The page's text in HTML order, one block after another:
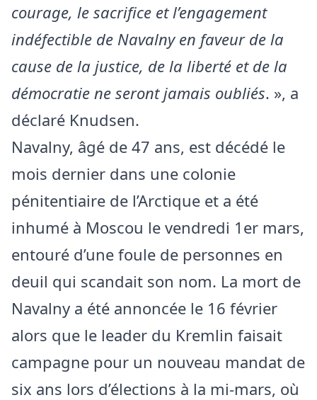
courage, le sacrifice et l’engagement
indéfectible de Navalny en faveur de la
cause de la justice, de la liberté et de la
démocratie ne seront jamais oubliés. », a
déclaré Knudsen.
Navalny, âgé de 47 ans, est décédé le
mois dernier dans une colonie
pénitentiaire de l’Arctique et a été
inhumé à Moscou le vendredi 1er mars,
entouré d’une foule de personnes en
deuil qui scandait son nom. La mort de
Navalny a été annoncée le 16 février
alors que le leader du Kremlin faisait
campagne pour un nouveau mandat de
six ans lors d’élections à la mi-mars, où